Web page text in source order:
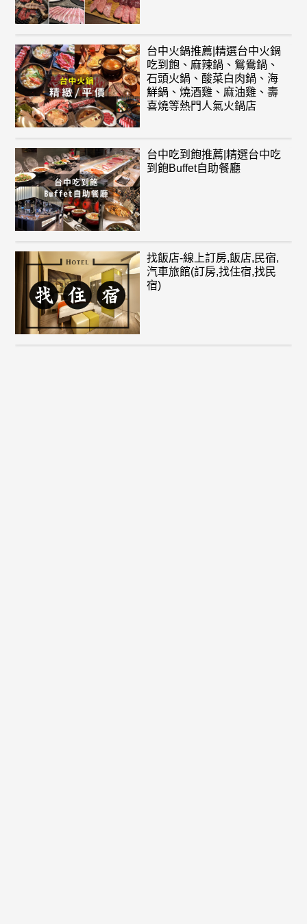
台中火鍋推薦|精選台中火鍋
吃到飽、麻辣鍋、鴛鴦鍋、
石頭火鍋、酸菜白肉鍋、海
鮮鍋、燒酒雞、麻油雞、壽
喜燒等熱門人氣火鍋店
台中吃到飽推薦|精選台中吃
到飽Buffet自助餐廳
找飯店-線上訂房,飯店,民宿,
汽車旅館(訂房,找住宿,找民
宿)